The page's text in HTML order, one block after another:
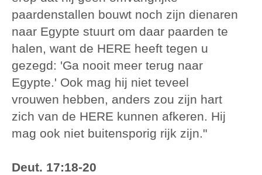
paardenstallen bouwt noch zijn dienaren
naar Egypte stuurt om daar paarden te
halen, want de HERE heeft tegen u
gezegd: 'Ga nooit meer terug naar
Egypte.' Ook mag hij niet teveel
vrouwen hebben, anders zou zijn hart
zich van de HERE kunnen afkeren. Hij
mag ook niet buitensporig rijk zijn."
Deut. 17:18-20